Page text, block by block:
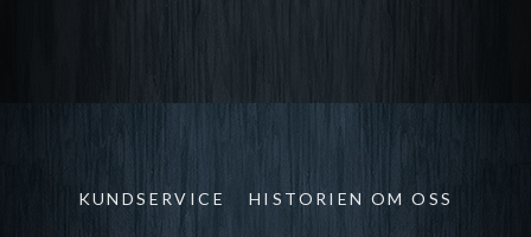
KUNDSERVICE HISTORIEN OM OSS